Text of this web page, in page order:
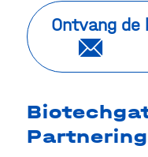
Ontvang
Partnering